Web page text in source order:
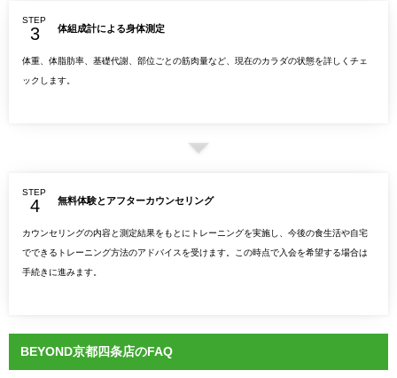
STEP
体組成計による身体測定
体重、体脂肪率、基礎代謝、部位ごとの筋肉量など、現在のカラダの状態を詳しくチェ
ックします。
STEP
無料体験とアフターカウンセリング
カウンセリングの内容と測定結果をもとにトレーニングを実施し、今後の食生活や自宅
でできるトレーニング方法のアドバイスを受けます。この時点で入会を希望する場合は
手続きに進みます。
BEYOND京都四条店のFAQ